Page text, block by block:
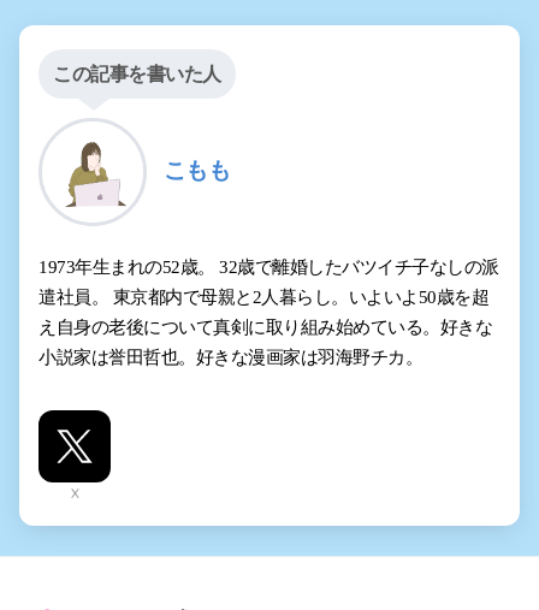
この記事を書いた人
こもも
1973年生まれの52歳。 32歳で離婚したバツイチ子なしの派
遣社員。 東京都内で母親と2人暮らし。いよいよ50歳を超
え自身の老後について真剣に取り組み始めている。好きな
小説家は誉田哲也。好きな漫画家は羽海野チカ。
X